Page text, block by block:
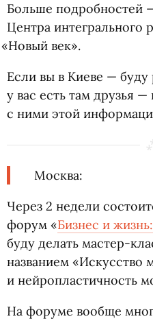
Больше подробностей
Центра интегрального
«Новый век».
Если вы в Киеве — буду
у вас есть там друзья
с ними этой
Москва:
Через 2 недели
форум «Бизнес и
буду делать мастер-
названием «Искусство
и нейропластичность
На форуме вообще